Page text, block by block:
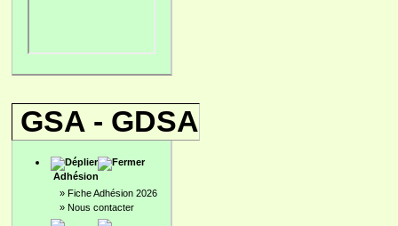
GSA - GDSA
Adhésion
» Fiche Adhésion 2026
» Nous contacter